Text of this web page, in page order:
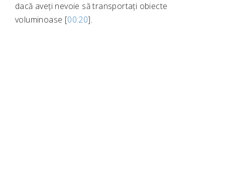
dacă aveți nevoie să transportați obiecte
voluminoase [00:20].